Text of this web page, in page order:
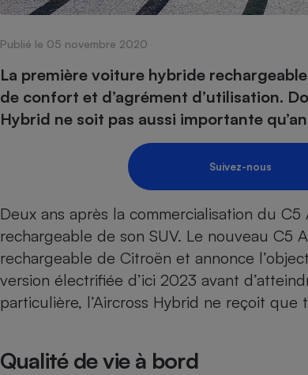
Publié le 05 novembre 2020
La première voiture hybride
de confort et d’agrément d’utilisation.
Hybrid ne soit pas aussi importante
Suivez-nous
Deux ans après la commercialisation du C5
rechargeable de son SUV. Le nouveau C5
rechargeable de Citroën et annonce
version électrifiée d’ici 2023 avant
particulière, l’Aircross Hybrid ne reçoit
Qualité de vie à bord
Assurance
Petit
Lave-
Internet
Mutuelle